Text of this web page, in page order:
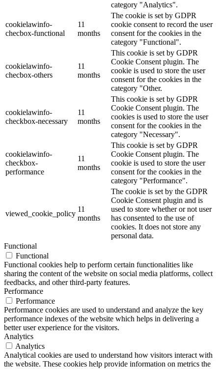
category "Analytics".
cookielawinfo-
checbox-functional
11
months
The cookie is set by GDPR
cookie consent to record the user
consent for the cookies in the
category "Functional".
cookielawinfo-
checbox-others
11
months
This cookie is set by GDPR
Cookie Consent plugin. The
cookie is used to store the user
consent for the cookies in the
category "Other.
cookielawinfo-
checkbox-necessary
11
months
This cookie is set by GDPR
Cookie Consent plugin. The
cookies is used to store the user
consent for the cookies in the
category "Necessary".
cookielawinfo-
checkbox-
performance
11
months
This cookie is set by GDPR
Cookie Consent plugin. The
cookie is used to store the user
consent for the cookies in the
category "Performance".
viewed_cookie_policy
11
months
The cookie is set by the GDPR
Cookie Consent plugin and is
used to store whether or not user
has consented to the use of
cookies. It does not store any
personal data.
Functional
Functional
Functional cookies help to perform certain functionalities like
sharing the content of the website on social media platforms, collect
feedbacks, and other third-party features.
Performance
Performance
Performance cookies are used to understand and analyze the key
performance indexes of the website which helps in delivering a
better user experience for the visitors.
Analytics
Analytics
Analytical cookies are used to understand how visitors interact with
the website. These cookies help provide information on metrics the